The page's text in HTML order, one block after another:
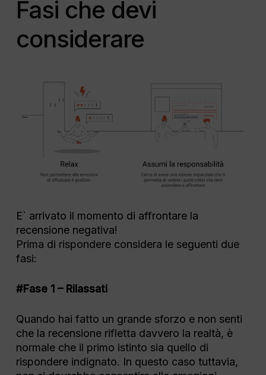
Fasi che devi
considerare
E` arrivato il momento di affrontare la
recensione negativa!
Prima di rispondere considera le seguenti due
fasi:
#Fase 1 – Rilassati
Quando hai fatto un grande sforzo e non senti
che la recensione rifletta davvero la realtà, è
normale che il primo istinto sia quello di
rispondere indignato. In questo caso tuttavia,